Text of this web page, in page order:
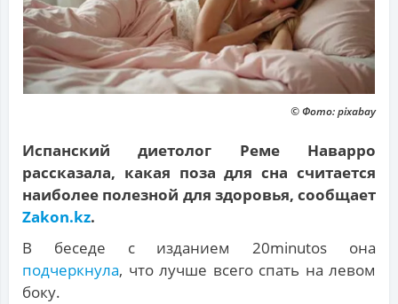
© Фото: pixabay
Испанский диетолог Реме Наварро
рассказала, какая поза для сна считается
наиболее полезной для здоровья, сообщает
Zakon.kz.
В беседе с изданием 20minutos она
подчеркнула, что лучше всего спать на левом
боку.